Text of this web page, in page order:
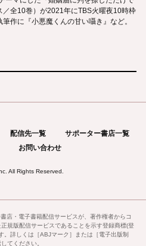
全10巻）が2021年にTBS火曜夜10時枠
作に『小悪魔くんの甘い囁き』など。
配信先一覧
サポーター書店一覧
お問い合わせ
All Rights Reserved.
店・電子書籍配信サービスが、著作権者からコ
規版配信サービスであることを示す登録商標(登
。詳しくは［ABJマーク］または［電子出版制
てください。